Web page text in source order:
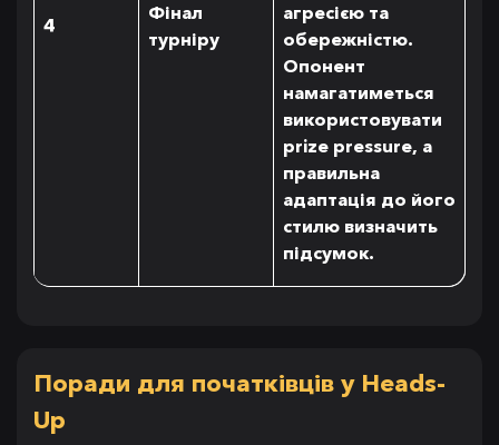
4
Фінал
турніру
агресією та
обережністю.
Опонент
намагатиметься
використовувати
prize pressure, а
правильна
адаптація до його
стилю визначить
підсумок.
Поради для початківців у Heads-
Up